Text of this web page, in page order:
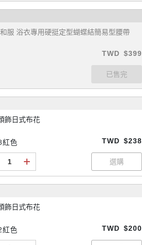
服 浴衣專用硬挺定型蝴蝶結簡易型腰帶
TWD $399
飾日式布花
紅色 TWD $238
飾日式布花
紅色 TWD $200